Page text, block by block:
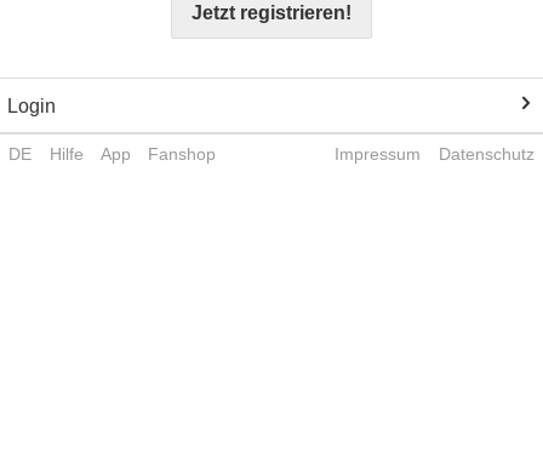
Jetzt registrieren!
Login
DE Hilfe App Fanshop Impressum Datenschutz